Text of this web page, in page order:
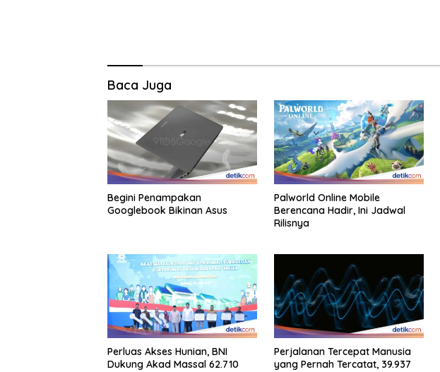
Baca Juga
Begini Penampakan
Googlebook Bikinan Asus
Palworld Online Mobile
Berencana Hadir, Ini Jadwal
Rilisnya
Perluas Akses Hunian, BNI
Dukung Akad Massal 62.710
Perjalanan Tercepat Manusia
yang Pernah Tercatat, 39.937